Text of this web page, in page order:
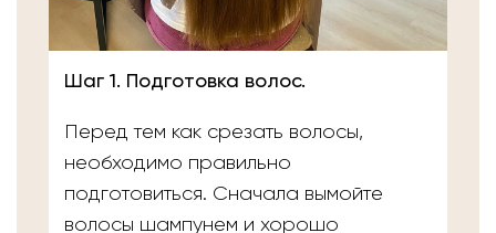
Шаг 1. Подготовка волос.
Перед тем как срезать волосы,
необходимо правильно
подготовиться. Сначала вымойте
волосы шампунем и хорошо